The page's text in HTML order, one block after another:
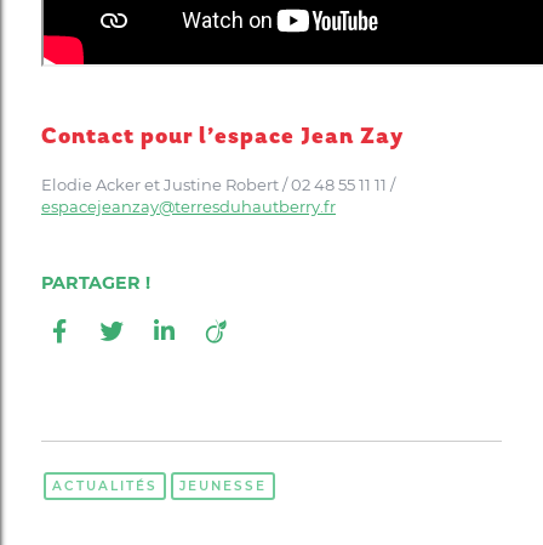
Contact pour l’espace Jean Zay
Elodie Acker et Justine Robert / 02 48 55 11 11 /
espacejeanzay@terresduhautberry.fr
ACTUALITÉS JEUNESSE